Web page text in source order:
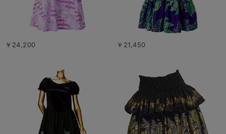
￥24,200 ￥21,450